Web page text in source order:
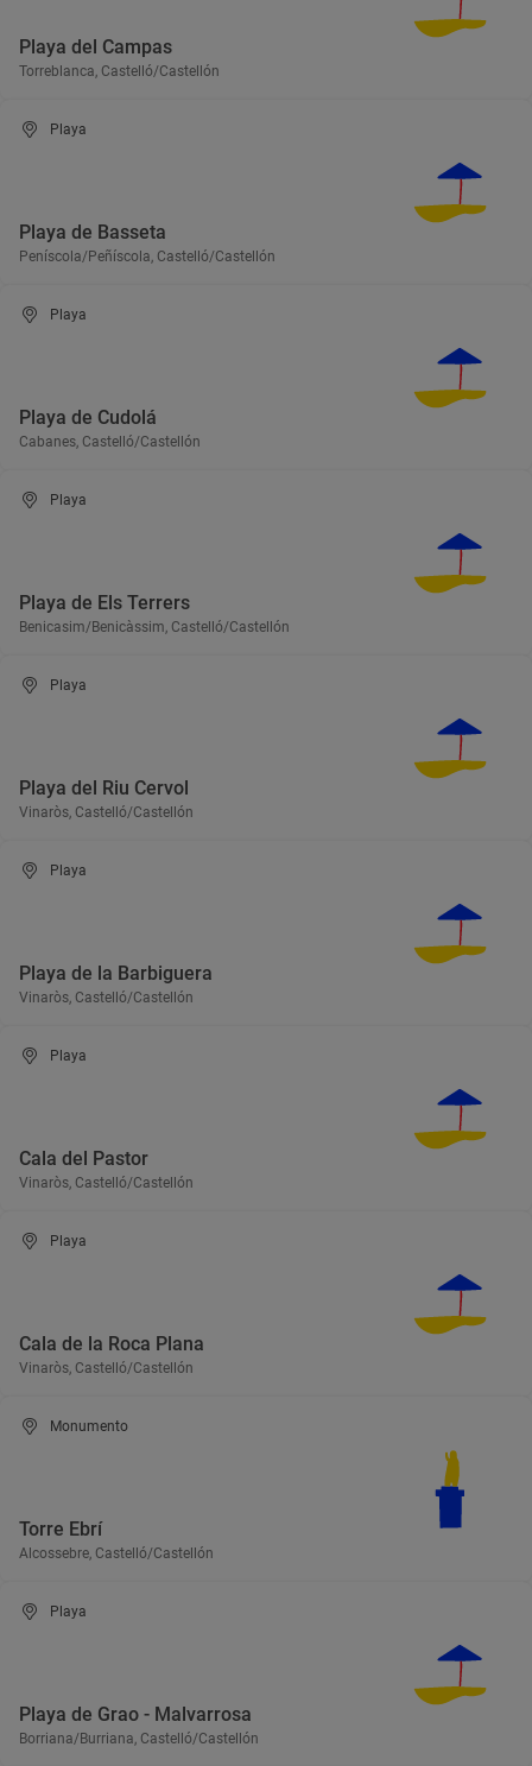
Playa del Campas
Torreblanca, Castelló/Castellón
Playa
Playa de Basseta
Peníscola/Peñíscola, Castelló/Castellón
Playa
Playa de Cudolá
Cabanes, Castelló/Castellón
Playa
Playa de Els Terrers
Benicasim/Benicàssim, Castelló/Castellón
Playa
Playa del Riu Cervol
Vinaròs, Castelló/Castellón
Playa
Playa de la Barbiguera
Vinaròs, Castelló/Castellón
Playa
Cala del Pastor
Vinaròs, Castelló/Castellón
Playa
Cala de la Roca Plana
Vinaròs, Castelló/Castellón
Monumento
Torre Ebrí
Alcossebre, Castelló/Castellón
Playa
Playa de Grao - Malvarrosa
Borriana/Burriana, Castelló/Castellón